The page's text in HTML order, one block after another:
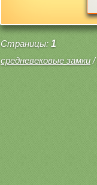
Страницы: 1
средневековые замки/